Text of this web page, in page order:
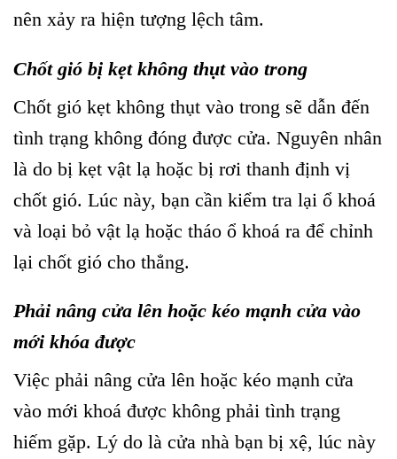
nên xảy ra hiện tượng lệch tâm.
Chốt gió bị kẹt không thụt vào trong
Chốt gió kẹt không thụt vào trong sẽ dẫn đến
tình trạng không đóng được cửa. Nguyên nhân
là do bị kẹt vật lạ hoặc bị rơi thanh định vị
chốt gió. Lúc này, bạn cần kiểm tra lại ổ khoá
và loại bỏ vật lạ hoặc tháo ổ khoá ra để chỉnh
lại chốt gió cho thẳng.
Phải nâng cửa lên hoặc kéo mạnh cửa vào
mới khóa được
Việc phải nâng cửa lên hoặc kéo mạnh cửa
vào mới khoá được không phải tình trạng
hiếm gặp. Lý do là cửa nhà bạn bị xệ, lúc này